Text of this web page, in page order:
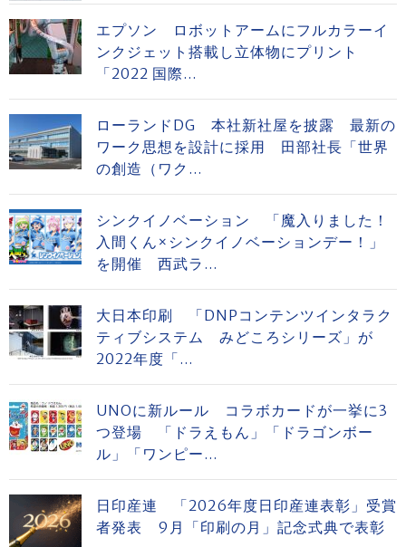
エプソン ロボットアームにフルカラーイ
ンクジェット搭載し立体物にプリント
「2022 国際...
ローランドDG 本社新社屋を披露 最新の
ワーク思想を設計に採用 田部社長「世界
の創造（ワク...
シンクイノベーション 「魔入りました！
入間くん×シンクイノベーションデー！」
を開催 西武ラ...
大日本印刷 「DNPコンテンツインタラク
ティブシステム みどころシリーズ」が
2022年度「...
UNOに新ルール コラボカードが一挙に3
つ登場 「ドラえもん」「ドラゴンボー
ル」「ワンピー...
日印産連 「2026年度日印産連表彰」受賞
者発表 9月「印刷の月」記念式典で表彰